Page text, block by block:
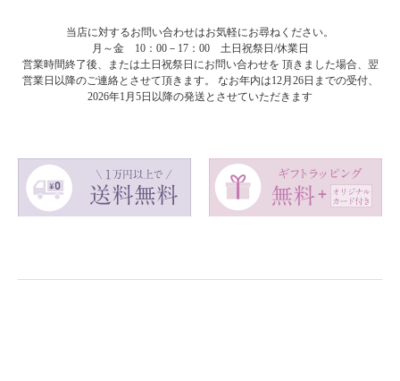
当店に対するお問い合わせはお気軽にお尋ねください。
月～金 10：00－17：00 土日祝祭日/休業日
営業時間終了後、または土日祝祭日にお問い合わせを 頂きました場合、翌
営業日以降のご連絡とさせて頂きます。 なお年内は12月26日までの受付、
2026年1月5日以降の発送とさせていただきます